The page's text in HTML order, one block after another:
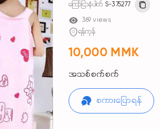
ကြော်ငြာနံပါတ် S-375277
369 views
ရန်ကုန်
10,000 MMK
အသစ်စက်စက်
စကားပြောရန်